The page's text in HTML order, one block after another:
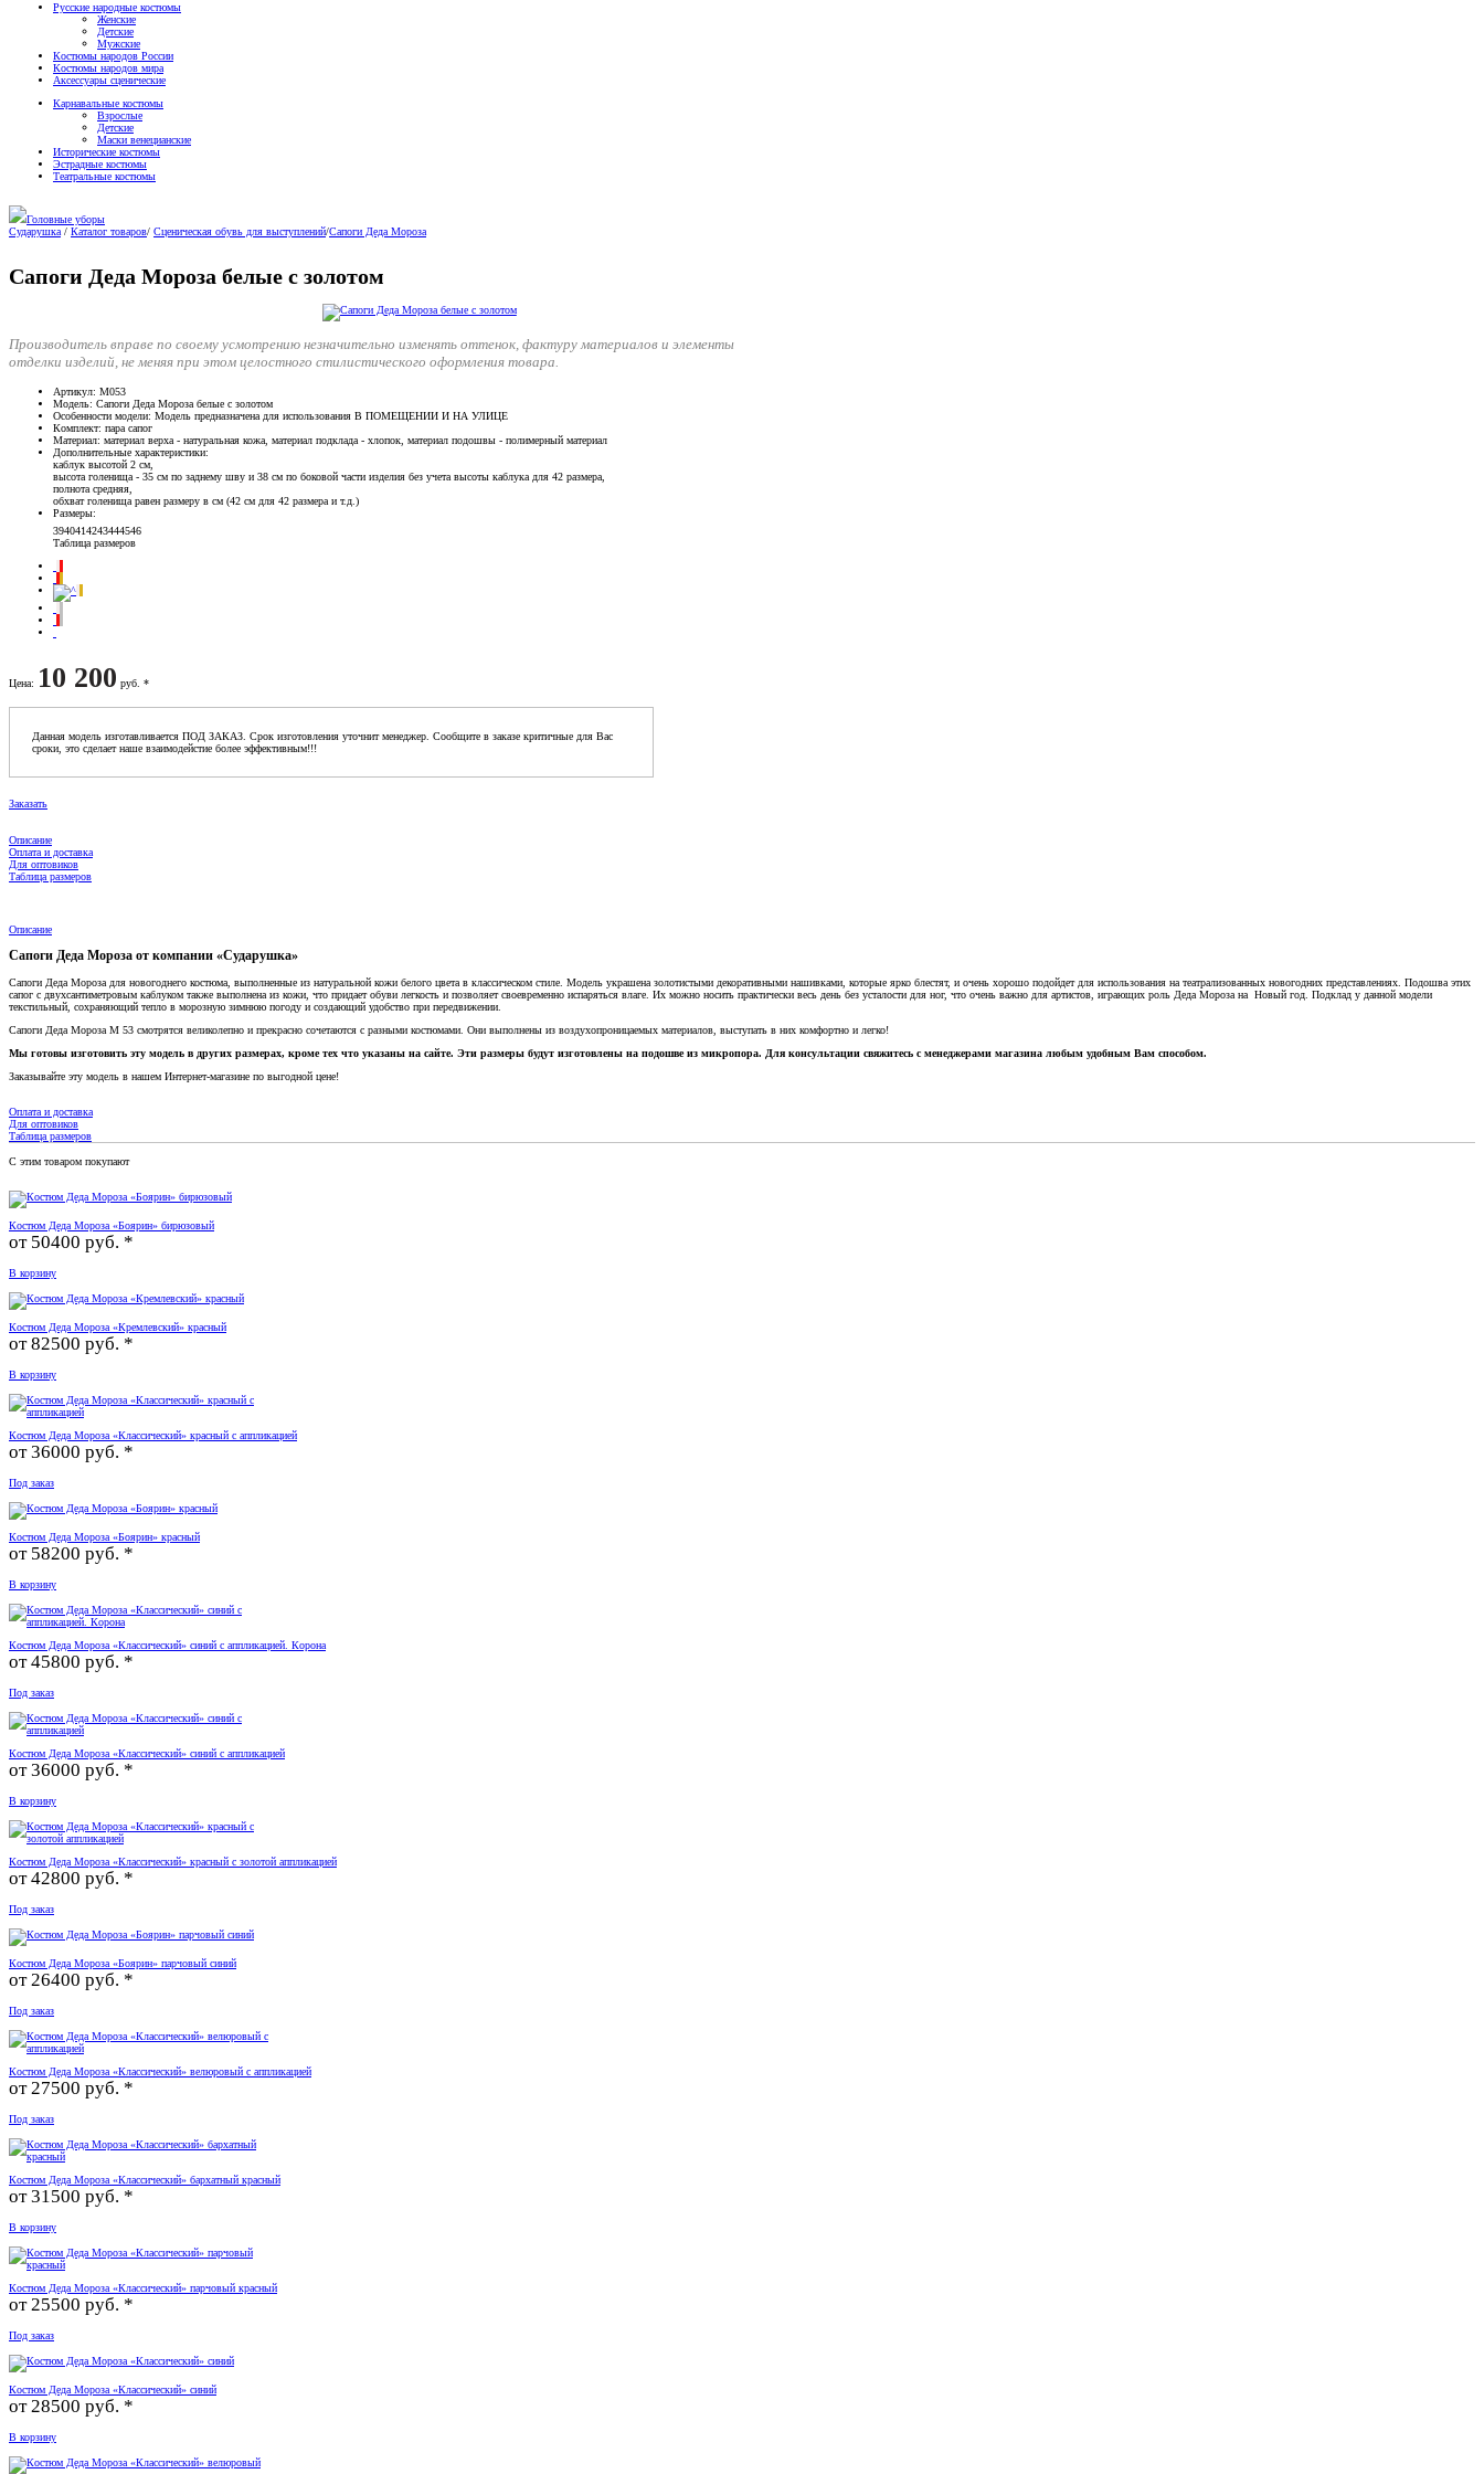
Русские народные костюмы
Женские
Детские
Мужские
Костюмы народов России
Костюмы народов мира
Аксессуары сценические
Карнавальные костюмы
Взрослые
Детские
Маски венецианские
Исторические костюмы
Эстрадные костюмы
Театральные костюмы
Головные уборы
Сударушка / Каталог товаров/ Сценическая обувь для выступлений/Сапоги Деда Мороза
Сапоги Деда Мороза белые с золотом
Производитель вправе по своему усмотрению незначительно изменять оттенок, фактуру материалов и элементы
отделки изделий, не меняя при этом целостного стилистического оформления товара.
Артикул: М053
Модель: Сапоги Деда Мороза белые с золотом
Особенности модели: Модель предназначена для использования В ПОМЕЩЕНИИ И НА УЛИЦЕ
Комплект: пара сапог
Материал: материал верха - натуральная кожа, материал подклада - хлопок, материал подошвы - полимерный материал
Дополнительные характеристики:
каблук высотой 2 см,
высота голенища - 35 см по заднему шву и 38 см по боковой части изделия без учета высоты каблука для 42 размера,
полнота средняя,
обхват голенища равен размеру в см (42 см для 42 размера и т.д.)
Размеры:
3940414243444546
Таблица размеров
Цена: 10 200 руб. *
Данная модель изготавливается ПОД ЗАКАЗ. Срок изготовления уточнит менеджер. Сообщите в заказе критичные для Вас
сроки, это сделает наше взаимодейстие более эффективным!!!
Заказать
Описание
Оплата и доставка
Для оптовиков
Таблица размеров
Описание
Сапоги Деда Мороза от компании «Сударушка»
Сапоги Деда Мороза для новогоднего костюма, выполненные из натуральной кожи белого цвета в классическом стиле. Модель украшена золотистыми декоративными нашивками, которые ярко блестят, и очень хорошо подойдет для использования на театрализованных новогодних представлениях. Подошва этих
сапог с двухсантиметровым каблуком также выполнена из кожи, что придает обуви легкость и позволяет своевременно испаряться влаге. Их можно носить практически весь день без усталости для ног, что очень важно для артистов, играющих роль Деда Мороза на Новый год. Подклад у данной модели
текстильный, сохраняющий тепло в морозную зимнюю погоду и создающий удобство при передвижении.
Сапоги Деда Мороза М 53 смотрятся великолепно и прекрасно сочетаются с разными костюмами. Они выполнены из воздухопроницаемых материалов, выступать в них комфортно и легко!
Мы готовы изготовить эту модель в других размерах, кроме тех что указаны на сайте. Эти размеры будут изготовлены на подошве из микропора. Для консультации свяжитесь с менеджерами магазина любым удобным Вам способом.
Заказывайте эту модель в нашем Интернет-магазине по выгодной цене!
Оплата и доставка
Для оптовиков
Таблица размеров
С этим товаром покупают
Костюм Деда Мороза «Боярин» бирюзовый
от 50400 руб. *
В корзину
Костюм Деда Мороза «Кремлевский» красный
от82500 руб. *
В корзину
Костюм Деда Мороза «Классический» красный с аппликацией
от36000 руб. *
Под заказ
Костюм Деда Мороза «Боярин» красный
от 58200 руб. *
В корзину
Костюм Деда Мороза «Классический» синий с аппликацией. Корона
от45800 руб. *
Под заказ
Костюм Деда Мороза «Классический» синий с аппликацией
от36000 руб. *
В корзину
Костюм Деда Мороза «Классический» красный с золотой аппликацией
от42800 руб. *
Под заказ
Костюм Деда Мороза «Боярин» парчовый синий
от26400 руб. *
Под заказ
Костюм Деда Мороза «Классический» велюровый с аппликацией
от27500 руб. *
Под заказ
Костюм Деда Мороза «Классический» бархатный красный
от31500 руб. *
В корзину
Костюм Деда Мороза «Классический» парчовый красный
от25500 руб. *
Под заказ
Костюм Деда Мороза «Классический» синий
от28500 руб. *
В корзину